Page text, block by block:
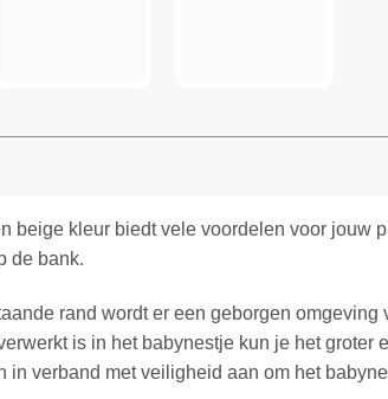
beige kleur biedt vele voordelen voor jouw
de bank.
rand wordt er een geborgen
is in het babynestje kun je het
in verband met veiligheid aan om het